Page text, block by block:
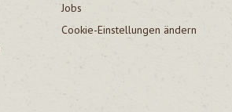
Jobs
Cookie-Einstellungen ändern